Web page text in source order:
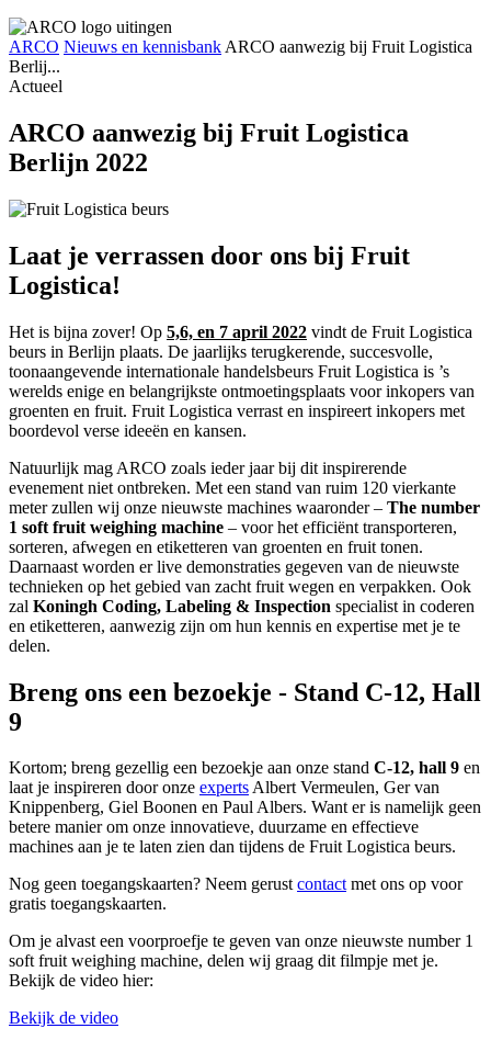
ARCO Nieuws en kennisbank ARCO aanwezig bij Fruit Logistica
Berlij...
Actueel
ARCO aanwezig bij Fruit Logistica
Berlijn 2022
Laat je verrassen door ons bij Fruit
Logistica!
Het is bijna zover! Op 5,6, en 7 april 2022 vindt de Fruit Logistica
beurs in Berlijn plaats. De jaarlijks terugkerende, succesvolle,
toonaangevende internationale handelsbeurs Fruit Logistica is ’s
werelds enige en belangrijkste ontmoetingsplaats voor inkopers van
groenten en fruit. Fruit Logistica verrast en inspireert inkopers met
boordevol verse ideeën en kansen.
Natuurlijk mag ARCO zoals ieder jaar bij dit inspirerende
evenement niet ontbreken. Met een stand van ruim 120 vierkante
meter zullen wij onze nieuwste machines waaronder – The number
1 soft fruit weighing machine – voor het efficiënt transporteren,
sorteren, afwegen en etiketteren van groenten en fruit tonen.
Daarnaast worden er live demonstraties gegeven van de nieuwste
technieken op het gebied van zacht fruit wegen en verpakken. Ook
zal Koningh Coding, Labeling & Inspection specialist in coderen
en etiketteren, aanwezig zijn om hun kennis en expertise met je te
delen.
Breng ons een bezoekje - Stand C-12, Hall
9
Kortom; breng gezellig een bezoekje aan onze stand C-12, hall 9 en
laat je inspireren door onze expertsAlbert Vermeulen, Ger van
Knippenberg, Giel Boonen en Paul Albers. Want er is namelijk geen
betere manier om onze innovatieve, duurzame en effectieve
machines aan je te laten zien dan tijdens de Fruit Logistica beurs.
Nog geen toegangskaarten? Neem gerustcontactmet ons op voor
gratis toegangskaarten.
Om je alvast een voorproefje te geven van onze nieuwste number 1
soft fruit weighing machine, delen wij graag dit filmpje met je.
Bekijk de video hier:
Bekijk de video